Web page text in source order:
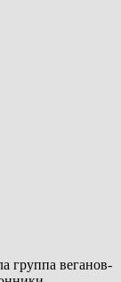
группа веганов-